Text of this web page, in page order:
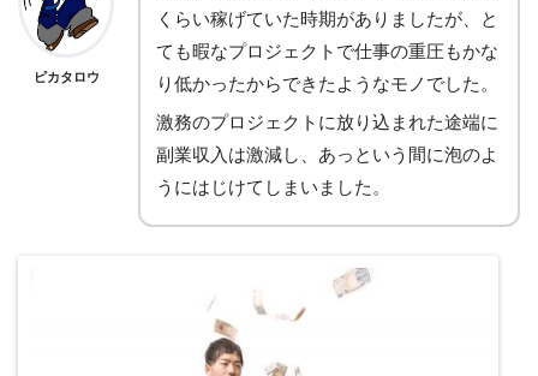
ピカタロウ
くらい稼げていた時期がありましたが、と
ても暇なプロジェクトで仕事の重圧もかな
り低かったからできたようなモノでした。
激務のプロジェクトに放り込まれた途端に
副業収入は激減し、あっという間に泡のよ
うにはじけてしまいました。